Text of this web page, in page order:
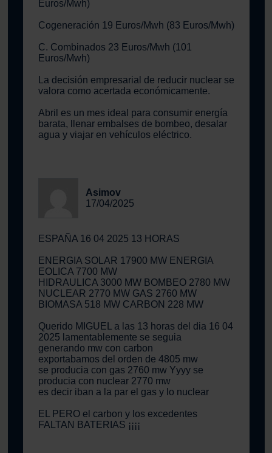
Euros/Mwh)
Cogeneración 19 Euros/Mwh (83 Euros/Mwh)
C. Combinados 23 Euros/Mwh (101
Euros/Mwh)
La decisión empresarial de reducir nuclear se
valora como acertada económicamente.
Abril es un mes ideal para consumir energía
barata, llenar embalses de bombeo, desalar
agua y viajar en vehículos eléctrico.
Asimov
17/04/2025
ESPAÑA 16 04 2025 13 HORAS
ENERGIA SOLAR 17900 MW ENERGIA
EOLICA 7700 MW
HIDRAULICA 3000 MW BOMBEO 2780 MW
NUCLEAR 2770 MW GAS 2760 MW
BIOMASA 518 MW CARBON 228 MW
Querido MIGUEL a las 13 horas del dia 16 04
2025 lamentablemente se seguia
generando mw con carbon
exportabamos del orden de 4805 mw
se producia con gas 2760 mw Yyyy se
producia con nuclear 2770 mw
es decir iban a la par el gas y lo nuclear
EL PERO el carbon y los excedentes
FALTAN BATERIAS ¡¡¡¡